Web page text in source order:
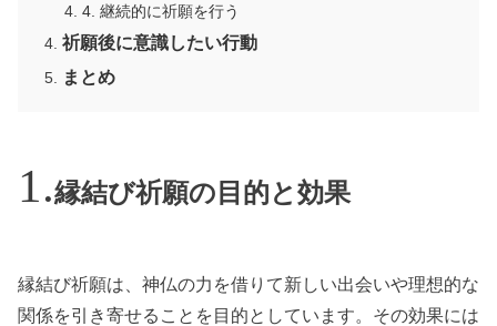
4. 継続的に祈願を行う
祈願後に意識したい行動
まとめ
縁結び祈願の目的と効果
縁結び祈願は、神仏の力を借りて新しい出会いや理想的な
関係を引き寄せることを目的としています。その効果には